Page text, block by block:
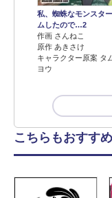
私、蜘蛛なモンスタ
ムしたので…2
作画 さんねこ
原作 あきさけ
キャラクター原案 タ
ヨウ
こちらもおすすめ